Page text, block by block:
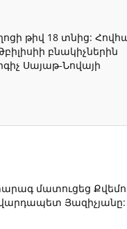
թիվ 18 տնից:
բնակիչներին
Սայաթ-Նովայի
մատուցեց Քվեմո
վարդապետ Յազիչյանը: